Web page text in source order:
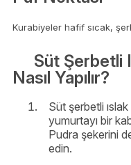
Kurabiyeler hafif sıcak,
Süt Şerbetli
Nasıl Yapılır?
Süt şerbetli
yumurtayı bir
Pudra şekerini
edin.